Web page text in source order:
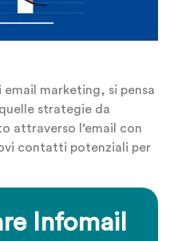
email marketing, si pensa
strategie da
attraverso l’email con
contatti potenziali per
Infomail